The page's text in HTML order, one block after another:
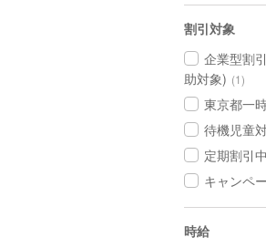
割引対象
企業型割
助対象) (1)
東京都一
待機児童
定期割引中
キャンペ
時給